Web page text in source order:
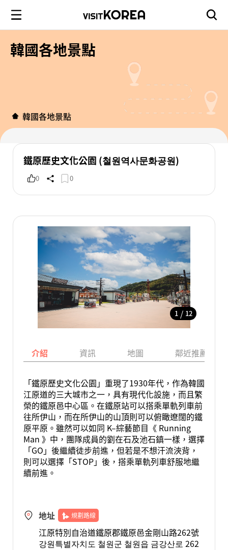
韓國各地景點
韓國各地景點
鐵原歷史文化公園 (철원역사문화공원)
0 0
1 / 12
介紹 資訊 地圖 鄰近推薦景點
「鐵原歷史文化公園」重現了1930年代，作為韓國
江原道的三大城市之一，具有現代化設施，而且繁
榮的鐵原邑中心區。在鐵原站可以搭乘單軌列車前
往所伊山，而在所伊山的山頂則可以俯瞰遼闊的鐵
原平原。雖然可以如同 K–綜藝節目《 Running
Man 》中，團隊成員的劉在石及池石鎮一樣，選擇
「GO」後繼續徒步前進，但若是不想汗流浹背，
則可以選擇「STOP」後，搭乘單軌列車舒服地繼
續前進。
地址 規劃路線
江原特別自治道鐵原郡鐵原邑金剛山路262號
강원특별자치도 철원군 철원읍 금강산로 262